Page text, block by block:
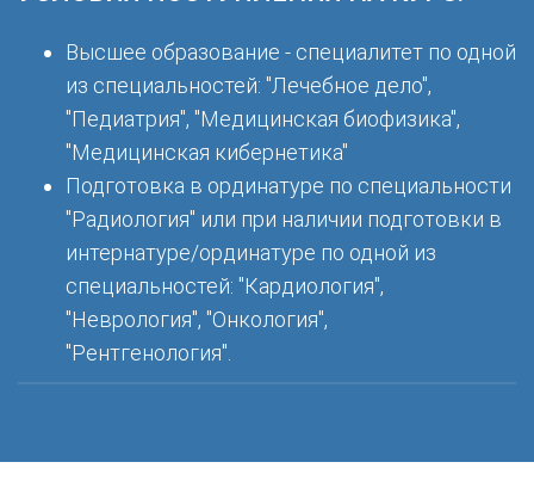
Высшее образование - специалитет по одной
из специальностей: "Лечебное дело",
"Педиатрия", "Медицинская биофизика",
"Медицинская кибернетика"
Подготовка в ординатуре по специальности
"Радиология" или при наличии подготовки в
интернатуре/ординатуре по одной из
специальностей: "Кардиология",
"Неврология", "Онкология",
"Рентгенология".